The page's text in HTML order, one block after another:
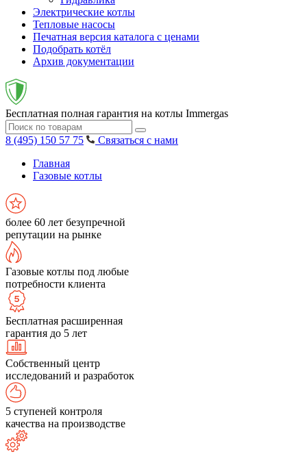
Электрические котлы
Тепловые насосы
Печатная версия каталога с ценами
Подобрать котёл
Архив документации
Бесплатная полная гарантия на котлы Immergas
8 (495) 150 57 75
Связаться с нами
Главная
Газовые котлы
более 60 лет безупречной
репутации на рынке
Газовые котлы под любые
потребности клиента
Бесплатная расширенная
гарантия до 5 лет
Собственный центр
исследований и разработок
5 ступеней контроля
качества на производстве